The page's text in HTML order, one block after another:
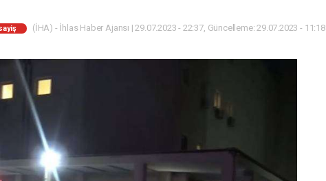
(İHA) - İhlas Haber Ajansı | 29.07.2023 - 22:37, Güncelleme: 29.07.2023 - 11:18